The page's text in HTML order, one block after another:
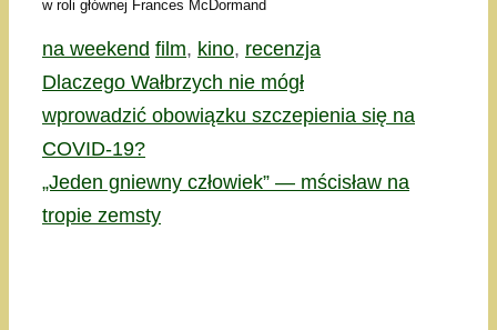
w roli głównej Frances McDormand
Kategorie
na weekend Tagi
film, kino, recenzja
Dlaczego Wałbrzych nie mógł
wprowadzić obowiązku szczepienia się na
COVID-19?
„Jeden gniewny człowiek” — mścisław na
tropie zemsty